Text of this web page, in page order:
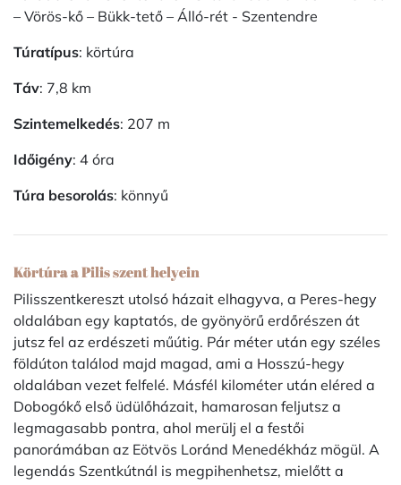
– Vörös-kő – Bükk-tető – Álló-rét - Szentendre
Túratípus: körtúra
Táv: 7,8 km
Szintemelkedés: 207 m
Időigény: 4 óra
Túra besorolás: könnyű
Körtúra a Pilis szent helyein
Pilisszentkereszt utolsó házait elhagyva, a Peres-hegy
oldalában egy kaptatós, de gyönyörű erdőrészen át
jutsz fel az erdészeti műútig. Pár méter után egy széles
földúton találod majd magad, ami a Hosszú-hegy
oldalában vezet felfelé. Másfél kilométer után eléred a
Dobogókő első üdülőházait, hamarosan feljutsz a
legmagasabb pontra, ahol merülj el a festői
panorámában az Eötvös Loránd Menedékház mögül. A
legendás Szentkútnál is megpihenhetsz, mielőtt a